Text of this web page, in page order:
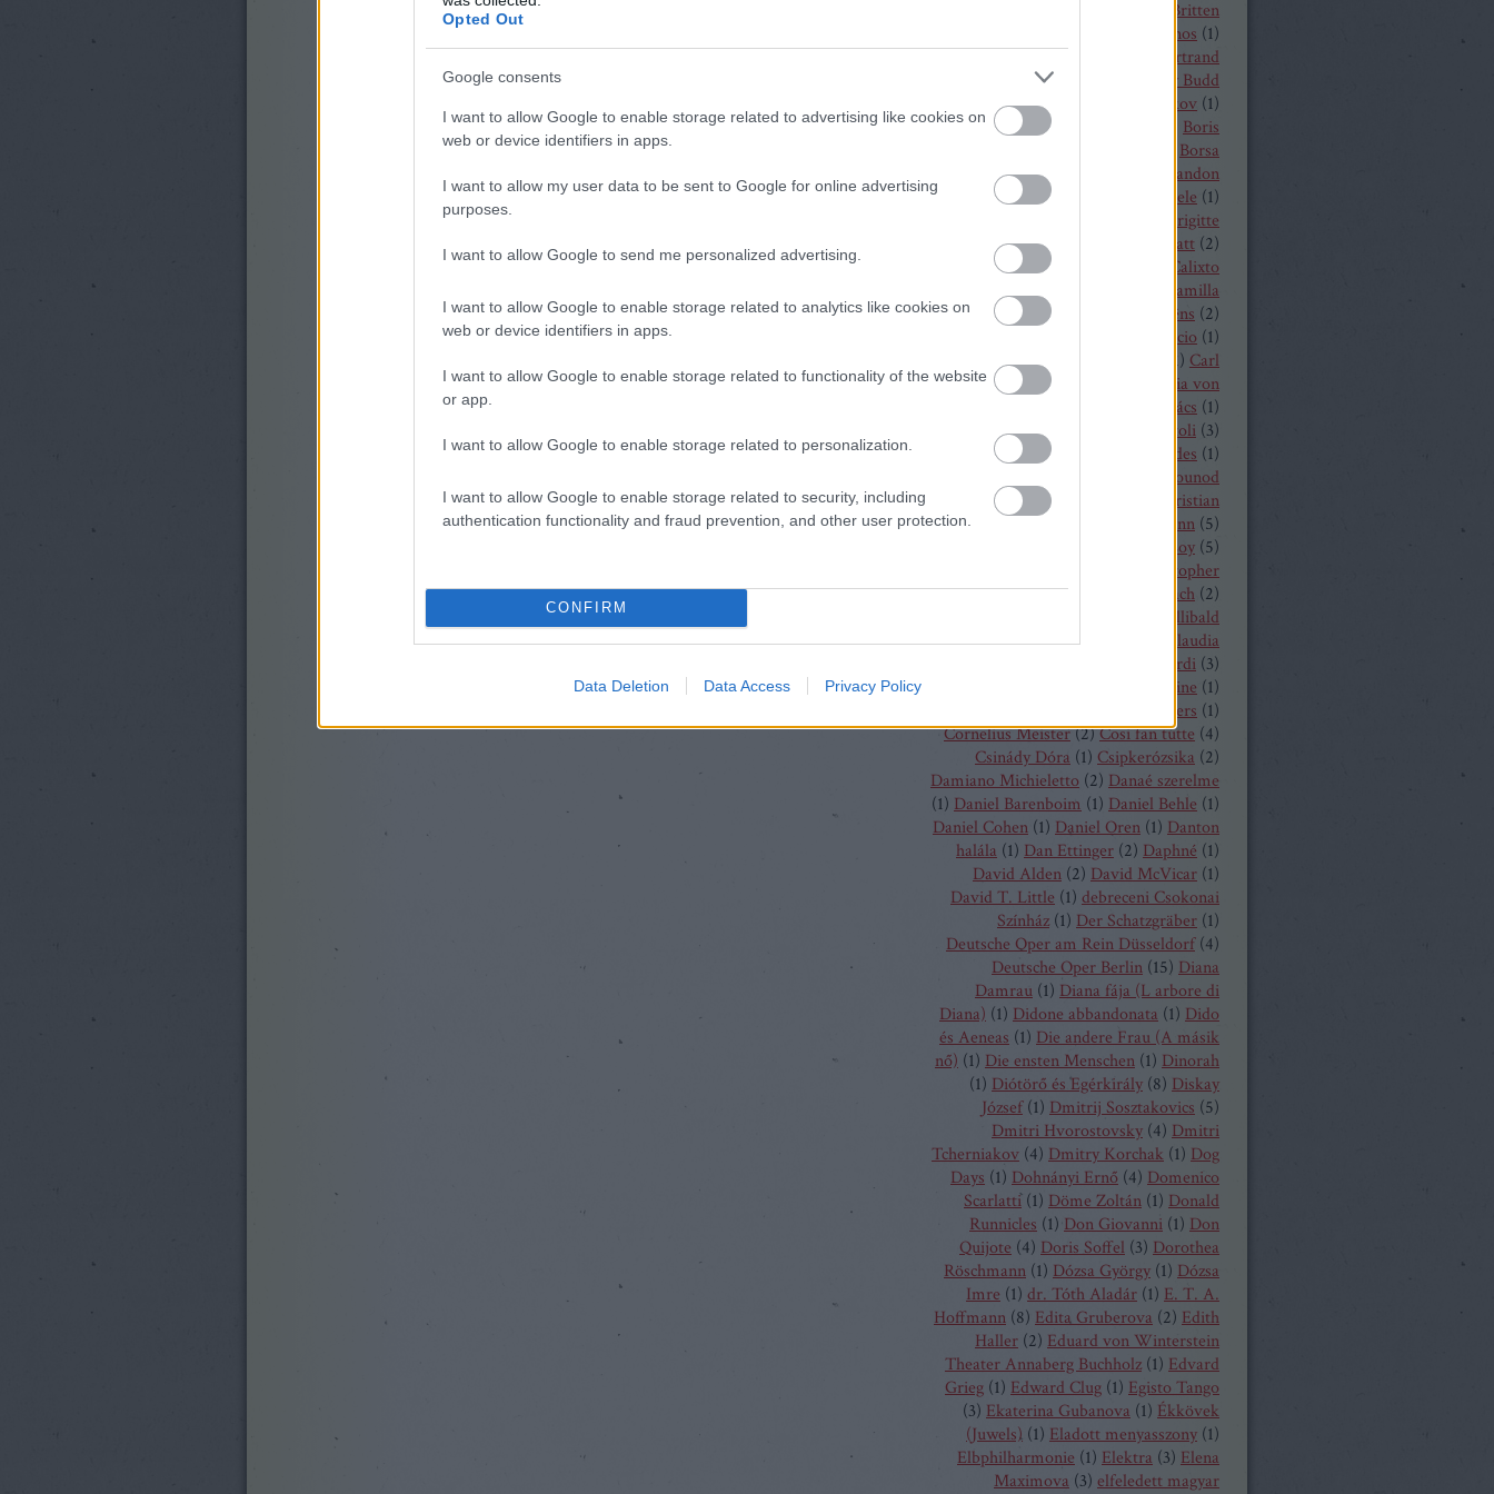
Opted Out
Google consents
I want to allow Google to enable storage related to advertising like cookies on
web or device identifiers in apps.
I want to allow my user data to be sent to Google for online advertising
purposes.
I want to allow Google to send me personalized advertising.
I want to allow Google to enable storage related to analytics like cookies on
web or device identifiers in apps.
I want to allow Google to enable storage related to functionality of the website
or app.
I want to allow Google to enable storage related to personalization.
I want to allow Google to enable storage related to security, including
authentication functionality and fraud prevention, and other user protection.
CONFIRM
Data Deletion Data Access Privacy Policy
Benjamin Britten
Berkes János (1)
Bertrand
beszámoló
Billy Budd
Birgit Nilsson Bogdan Volkov (1)
Bohémélet
( Borisz Godunov
Boris
Borsa
Miklós(1)
Brandon
Jovanovich
3) Bregenzer Festspiele (1)
Brigitte
Fassbaender
Brindley Sherratt (2)
Bubik Árpád
1)
Calixto
Cameron Shahbazi
Camilla
Nylund
) Camille Saint-Saëns (2)
Capriccio (1)
Cardillac(1 1) Carl
Heinrich Graun
Carl Maria von
Cár és ács (1)
Casa Verdi(3) Cecilia Bartoli (3)
Celeng Mária
Chabert ezredes (1)
Charles Gounod
Chrisopher Maltman
Christian
Christian Thielemann (5)
Christof Loy (5)
Christopher
Ventris(2)Christoph Eschenbach (2)
Christoph Willibald
Gluck(3)Claude Debussy
Claudia
Claudio Monteverdi (3)
Clémentine Margaine (1)
Corinne Winters (1)
Cornelius Meister(2)Cosi fan tutte (4)
Csinády Dóra (1) Csipkerózsika (2)
Damiano Michieletto (2) Danaé szerelme
(1) Daniel Barenboim (1) Daniel Behle (1)
Daniel Cohen (1) Daniel Oren (1) Danton
halála (1) Dan Ettinger (2) Daphné (1)
David Alden (2) David McVicar (1)
David T. Little (1) debreceni Csokonai
Színház (1) Der Schatzgräber (1)
Deutsche Oper am Rein Düsseldorf (4)
Deutsche Oper Berlin (15) Diana
Damrau (1) Diana fája (L arbore di
Diana) (1) Didone abbandonata (1) Dido
és Aeneas (1) Die andere Frau (A másik
nő) (1) Die ensten Menschen (1) Dinorah
(1) Diótörő és Egérkirály (8) Diskay
József (1) Dmitrij Sosztakovics (5)
Dmitri Hvorostovsky (4) Dmitri
Tcherniakov (4) Dmitry Korchak (1) Dog
Days (1) Dohnányi Ernő (4) Domenico
Scarlatti (1) Döme Zoltán (1) Donald
Runnicles (1) Don Giovanni (1) Don
Quijote (4) Doris Soffel (3) Dorothea
Röschmann (1) Dózsa György (1) Dózsa
Imre (1) dr. Tóth Aladár (1) E. T. A.
Hoffmann (8) Edita Gruberova (2) Edith
Haller (2) Eduard von Winterstein
Theater Annaberg Buchholz (1) Edvard
Grieg (1) Edward Clug (1) Egisto Tango
(3) Ekaterina Gubanova (1) Ékkövek
(Juwels) (1) Eladott menyasszony (1)
Elbphilharmonie (1) Elektra (3) Elena
Maximova (3) elfeledett magyar